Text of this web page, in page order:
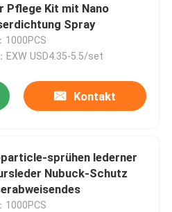
Pflege Kit mit Nano
Spray
1000PCS
EXW USD4.35-5.5/set
Kontakt
sprühen lederner
Nubuck-Schutz
1000PCS